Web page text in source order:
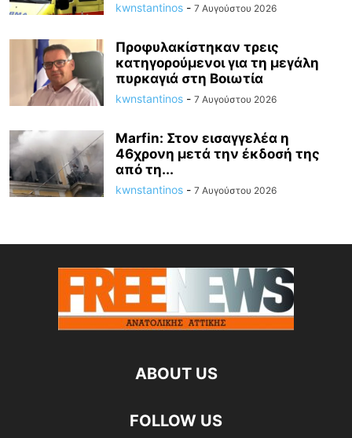
kwnstantinos - 7 Αυγούστου 2026
Προφυλακίστηκαν τρεις
κατηγορούμενοι για τη μεγάλη
πυρκαγιά στη Βοιωτία
kwnstantinos - 7 Αυγούστου 2026
Marfin: Στον εισαγγελέα η
46χρονη μετά την έκδοσή της
από τη...
kwnstantinos - 7 Αυγούστου 2026
ABOUT US
FOLLOW US